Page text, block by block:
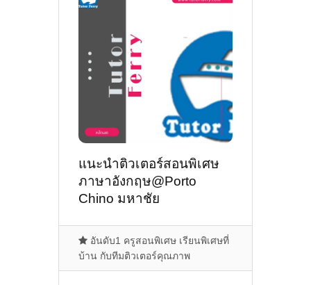
แนะนำติวเตอร์สอนพิเศษ
ภาษาอังกฤษ@Porto
Chino มหาชัย
อันดับ1 ครูสอนพิเศษ เรียนพิเศษที่
บ้าน กับทีมติวเตอร์คุณภาพ